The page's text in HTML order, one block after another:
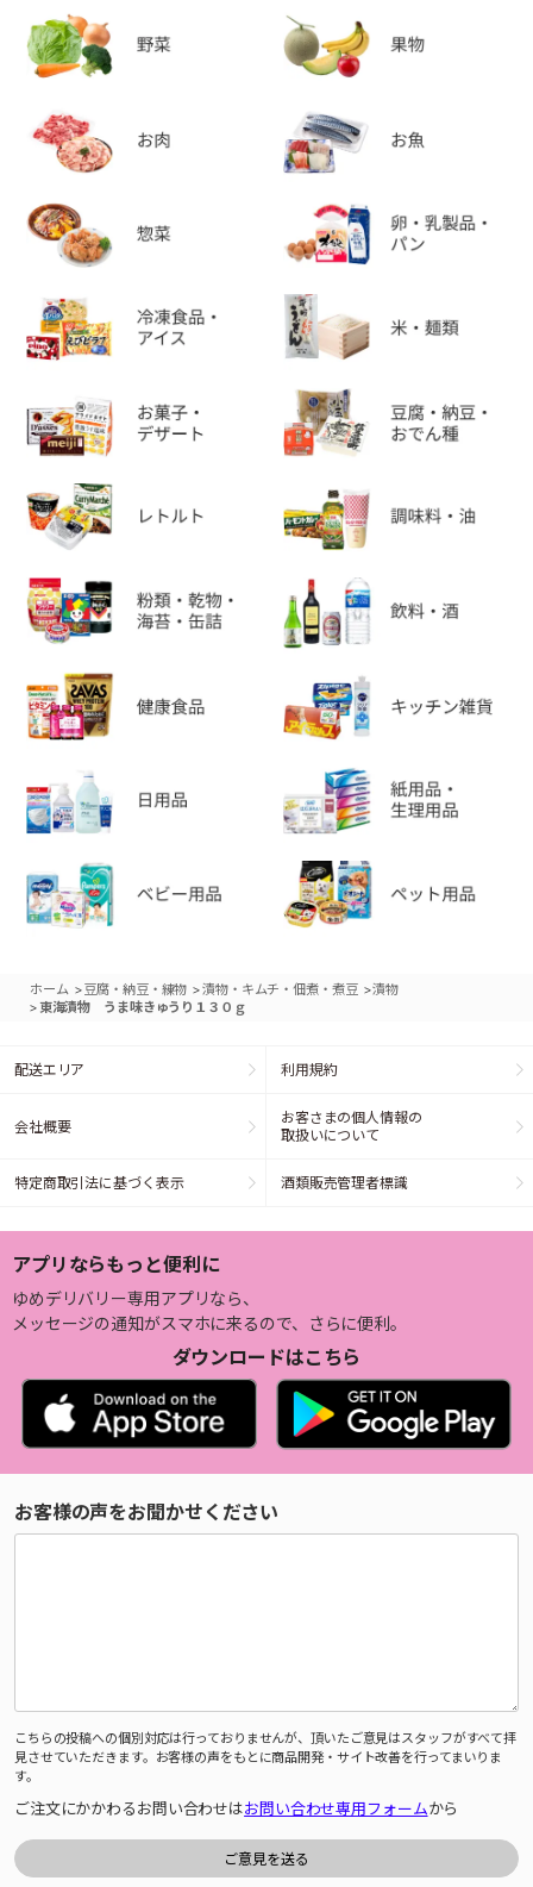
ホーム >豆腐・納豆・練物 >漬物・キムチ・佃煮・煮豆 >漬物
>東海漬物 うま味きゅうり１３０ｇ
配送エリア 利用規約
会社概要
お客さまの個人情報の
取扱いについて
特定商取引法に基づく表示 酒類販売管理者標識
アプリならもっと便利に
ゆめデリバリー専用アプリなら、
メッセージの通知がスマホに来るので、さらに便利。
ダウンロードはこちら
お客様の声をお聞かせください
こちらの投稿への個別対応は行っておりませんが、頂いたご意見はスタッフがすべて拝
見させていただきます。お客様の声をもとに商品開発・サイト改善を行ってまいりま
す。
ご注文にかかわるお問い合わせはお問い合わせ専用フォームから